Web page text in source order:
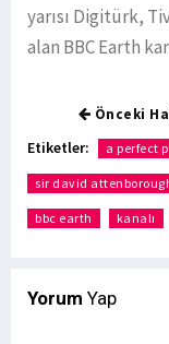
yarısı Digitürk,
alan BBC Earth
Önceki
Etiketler: a perfect
sir david
bbc earth kanalı
Yorum Yap